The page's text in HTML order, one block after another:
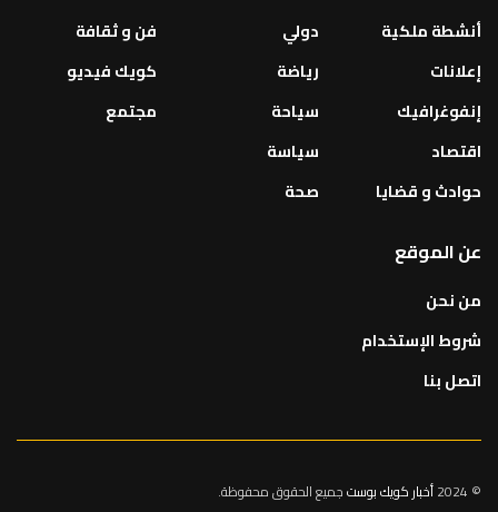
أنشطة ملكية
إعلانات
إنفوغرافيك
اقتصاد
حوادث و قضايا
دولي
رياضة
سياحة
سياسة
صحة
فن و ثقافة
كويك فيديو
مجتمع
عن الموقع
من نحن
شروط الإستخدام
اتصل بنا
© 2024 أخبار كويك بوستجميع الحقوق محفوظة.